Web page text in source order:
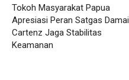
Tokoh Masyarakat Papua
Apresiasi Peran Satgas Damai
Cartenz Jaga Stabilitas
Keamanan